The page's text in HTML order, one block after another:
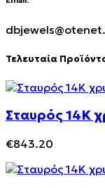
Τελευταία
Σταυρός 14Κ
€843.20